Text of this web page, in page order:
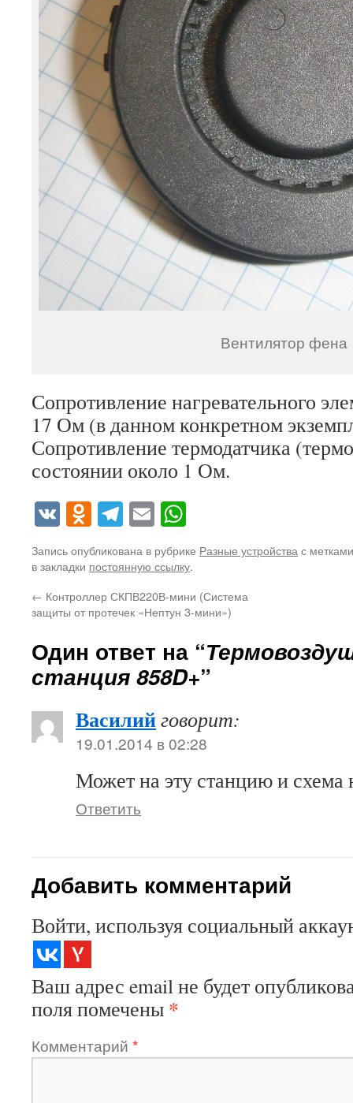
Вентилятор фена
Сопротивление нагревательного
17 Ом (в данном конкретном
Сопротивление термодатчика
состоянии около 1 Ом.
VKOdnoklassniki
Telegram
Email
Запись опубликована в рубрике Разные устройства с
в закладки постоянную ссылку.
← Контроллер СКПВ220В-мини (Система
защиты от протечек «Нептун 3-мини»)
Один ответ на “
станция 858D+”
Василийговорит:
19.01.2014 в 02:28
Может на эту станцию и схема
Ответить
Добавить комментарий
Войти, используя социальный
Ваш адрес email не будет
поля помечены *
Комментарий *